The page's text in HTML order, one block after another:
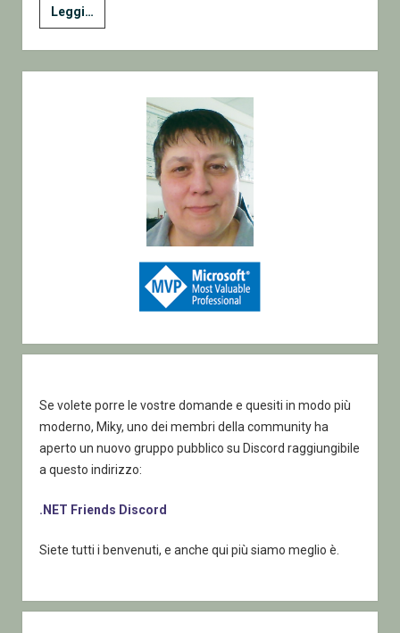
Leggi…
Listener
e
XML
Se volete porre le vostre domande e quesiti in modo più
moderno, Miky, uno dei membri della community ha
aperto un nuovo gruppo pubblico su Discord raggiungibile
a questo indirizzo:
.NET Friends Discord
Siete tutti i benvenuti, e anche qui più siamo meglio è.